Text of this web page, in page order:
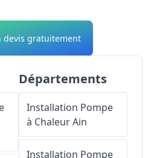
devis gratuitement
Départements
Installation Pompe
à ChaleurAin
Installation Pompe